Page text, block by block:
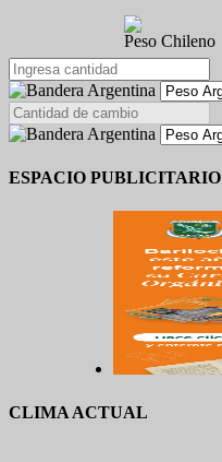
Peso Chileno
ESPACIO PUBLICITARIO
CLIMA ACTUAL